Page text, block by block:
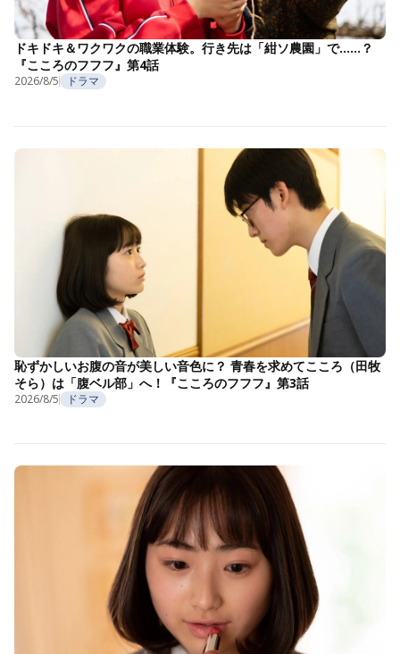
ドキドキ＆ワクワクの職業体験。行き先は「紺ソ農園」で……？
『こころのフフフ』第4話
2026/8/5 ドラマ
恥ずかしいお腹の音が美しい音色に？ 青春を求めてこころ（田牧
そら）は「腹ベル部」へ！『こころのフフフ』第3話
2026/8/5 ドラマ